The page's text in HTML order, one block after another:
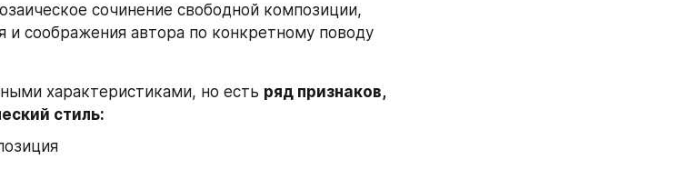
сочинение свободной композиции,
и соображения автора по конкретному поводу
характеристиками, но есть ряд признаков,
стиль: